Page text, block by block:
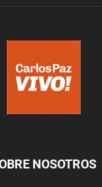
NOSOTROS